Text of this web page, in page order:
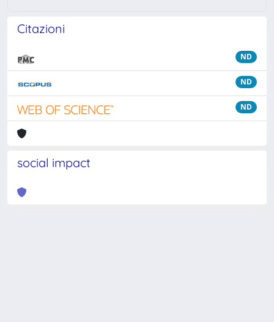
Citazioni
ND
ND
ND
social impact